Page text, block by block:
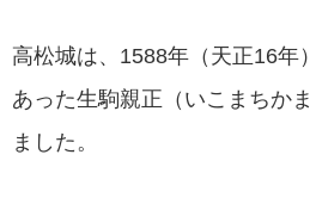
高松城は、1588年（天正16年
あった生駒親正（いこまちか
ました。